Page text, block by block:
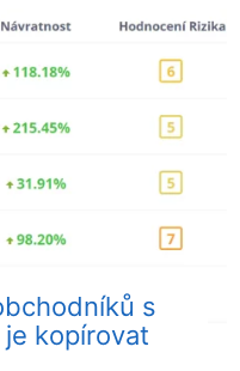
s
kopírovat